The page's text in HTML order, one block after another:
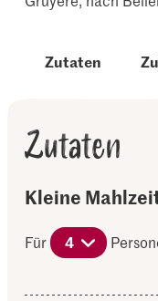
Zutaten
Zutaten
Kleine
Für 4